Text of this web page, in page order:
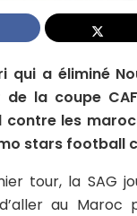
qui a éliminé
la coupe
les
stars football
tour, la SAG
au Maroc